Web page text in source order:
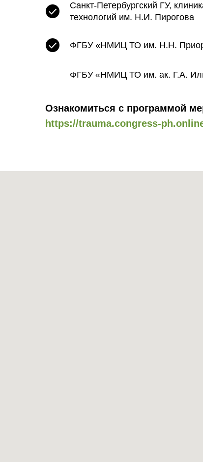
Санкт-Петербургский ГУ,
технологий им. Н.И. Пирогова
ФГБУ «НМИЦ ТО им. Н.Н.
ФГБУ «НМИЦ ТО им. ак. Г.А.
Ознакомиться с программой
https://trauma.congress-